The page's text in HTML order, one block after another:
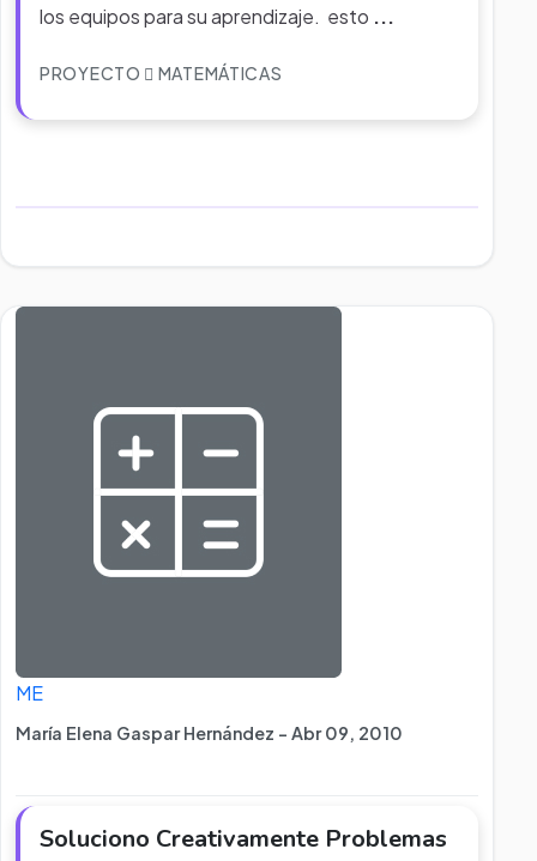
los equipos para su aprendizaje. esto ...
PROYECTO MATEMÁTICAS
ME
María Elena Gaspar Hernández - Abr 09, 2010
Soluciono Creativamente Problemas